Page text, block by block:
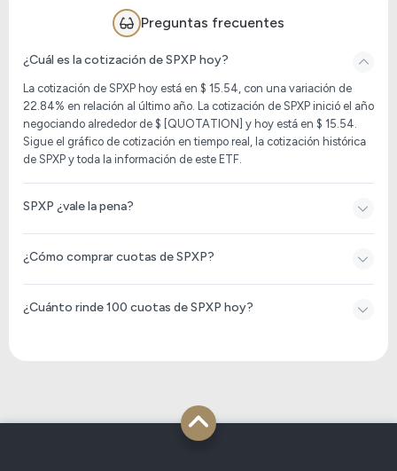
Preguntas frecuentes
¿Cuál es la cotización de SPXP hoy?
La cotización de SPXP hoy está en $ 15.54, con una variación de
22.84% en relación al último año. La cotización de SPXP inició el año
negociando alrededor de $ [QUOTATION] y hoy está en $ 15.54.
Sigue el gráfico de cotización en tiempo real, la cotización histórica
de SPXP y toda la información de este ETF.
SPXP ¿vale la pena?
¿Cómo comprar cuotas de SPXP?
¿Cuánto rinde 100 cuotas de SPXP hoy?